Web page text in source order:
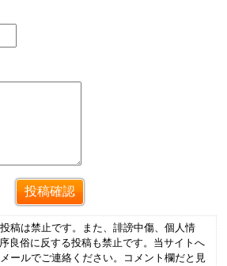
稿は禁止です。また、誹謗中傷、個人情
良俗に反する投稿も禁止です。当サイトへ
ールでご連絡ください。コメント欄だと見